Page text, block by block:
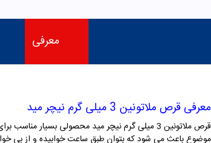
معرفی
معرفی قرص ملاتونین 3 میلی گرم نیچر مید
قرص ملاتونین 3 میلی گرم نیچر مید محصولی